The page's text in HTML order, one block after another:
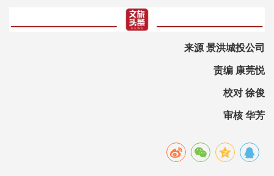
来源 景洪城投公司
责编 康莞悦
校对 徐俊
审核 华芳